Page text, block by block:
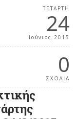
ΤΕΤΆΡΤΗ
24
Ιούνιος 2015
0
ΣΧΟΛΙΑ